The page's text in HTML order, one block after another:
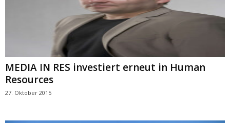
MEDIA IN RES investiert erneut in Human
Resources
27. Oktober 2015